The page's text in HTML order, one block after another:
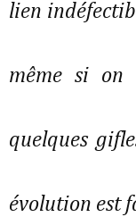
lien
même si on
quelques
évolution est